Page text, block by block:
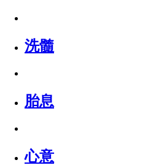
洗髓
胎息
心意